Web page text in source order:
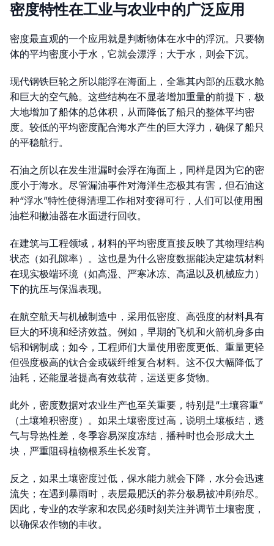
密度特性在工业与农业中的广泛应用
密度最直观的一个应用就是判断物体在水中的浮沉。只要物
体的平均密度小于水，它就会漂浮；大于水，则会下沉。
现代钢铁巨轮之所以能浮在海面上，全靠其内部的压载水舱
和巨大的空气舱。这些结构在不显著增加重量的前提下，极
大地增加了船体的总体积，从而降低了船只的整体平均密
度。较低的平均密度配合海水产生的巨大浮力，确保了船只
的平稳航行。
石油之所以在发生泄漏时会浮在海面上，同样是因为它的密
度小于海水。尽管漏油事件对海洋生态极其有害，但石油这
种“浮水”特性使得清理工作相对变得可行，人们可以使用围
油栏和撇油器在水面进行回收。
在建筑与工程领域，材料的平均密度直接反映了其物理结构
状态（如孔隙率）。这也是为什么密度数据能决定建筑材料
在现实极端环境（如高湿、严寒冰冻、高温以及机械应力）
下的抗压与保温表现。
在航空航天与机械制造中，采用低密度、高强度的材料具有
巨大的环境和经济效益。例如，早期的飞机和火箭机身多由
铝和钢制成；如今，工程师们大量使用密度更低、重量更轻
但强度极高的钛合金或碳纤维复合材料。这不仅大幅降低了
油耗，还能显著提高有效载荷，运送更多货物。
此外，密度数据对农业生产也至关重要，特别是“土壤容重”
（土壤堆积密度）。如果土壤密度过高，说明土壤板结，透
气与导热性差，冬季容易深度冻结，播种时也会形成大土
块，严重阻碍植物根系生长发育。
反之，如果土壤密度过低，保水能力就会下降，水分会迅速
流失；在遇到暴雨时，表层最肥沃的养分极易被冲刷殆尽。
因此，专业的农学家和农民必须时刻关注并调节土壤密度，
以确保农作物的丰收。